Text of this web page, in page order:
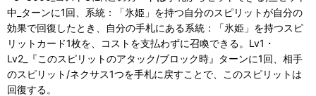
中_ターンに1回、系統：「氷姫」を持つ自分のスピリットが自分の
効果で回復したとき、自分の手札にある系統：「氷姫」を持つスピ
リットカード1枚を、コストを支払わずに召喚できる。Lv1・
Lv2_『このスピリットのアタック/ブロック時』ターンに1回、相手
のスピリット/ネクサス1つを手札に戻すことで、このスピリットは
回復する。